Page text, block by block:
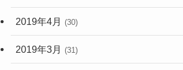
2019年4月 (30)
2019年3月 (31)